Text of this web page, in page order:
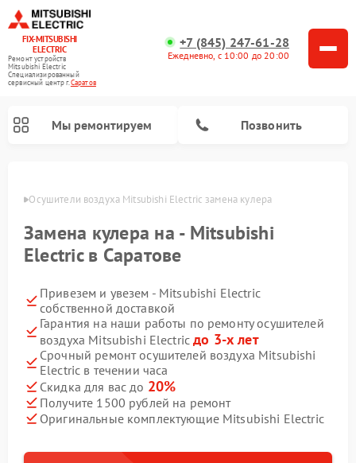
FIX-MITSUBISHI
ELECTRIC
Ремонт устройств
Mitsubishi Electric
Специализированный
cервисный центр г.Саратов
+7 (845) 247-61-28
Ежедневно, с 10:00 до 20:00
Мы ремонтируем Позвонить
Осушители воздуха Mitsubishi Electric замена кулера
Замена кулера на - Mitsubishi
Electric в Саратове
Привезем и увезем - Mitsubishi Electric
собственной доставкой
Гарантия на наши работы по ремонту осушителей
воздуха Mitsubishi Electricдо 3-х лет
Срочный ремонт осушителей воздуха Mitsubishi
Electric в течении часа
Скидка для вас до 20%
Получите 1500 рублей на ремонт
Оригинальные комплектующие Mitsubishi Electric